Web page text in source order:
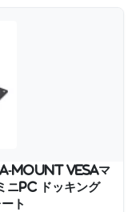
MOUNT VESAマ
PC ドッキング
ト